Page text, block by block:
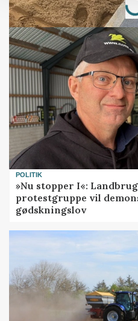
POLITIK
»Nu stopper I«:
protestgruppe vil
gødskningslov